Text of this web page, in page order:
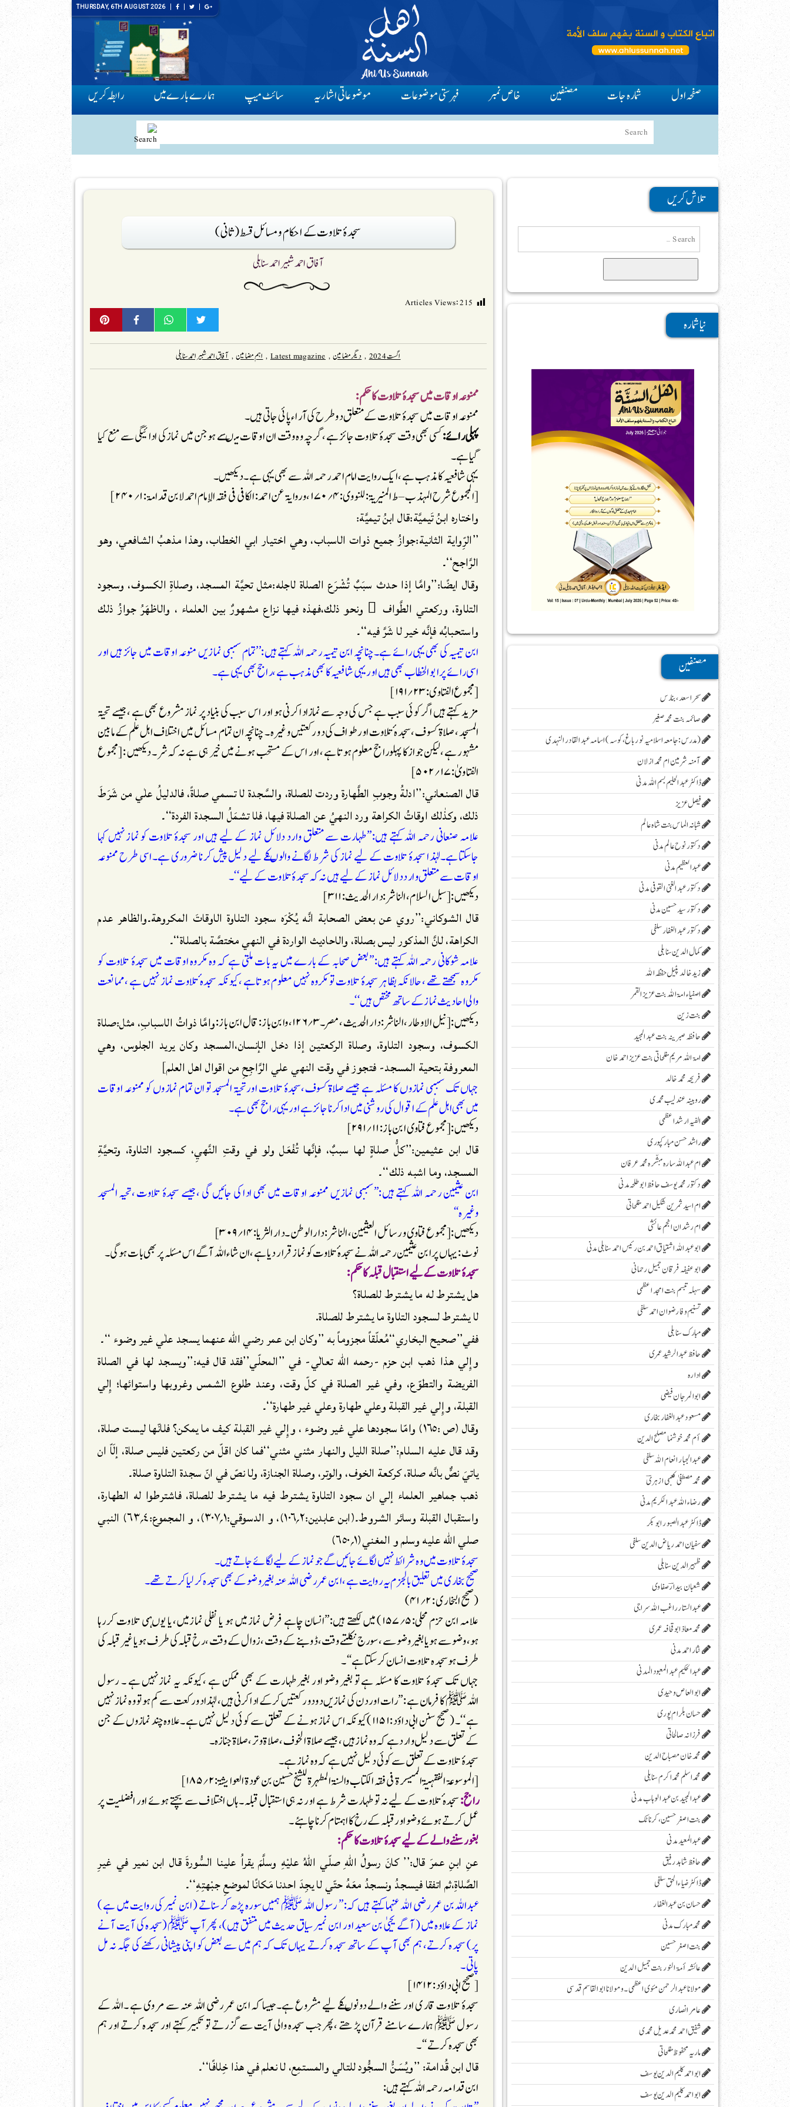
THURSDAY, 6TH AUGUST 2026
صفحہ اول شمارہ جات مصنفین خاص نمبر فہرستی موضوعات موضوعاتی اشاریہ سائٹ میپ ہمارے بارے میں رابطہ کریں
سجدۂ تلاوت کے احکام و مسائل قسط (ثانی)
آفاق احمد شبیر احمد سنابلی
اگست 2024 , دیگر مضامین ,
Latest magazine
, اہم مضامین , آفاق احمد شبیر احمد سنابلی
ممنوعہ اوقات میں سجدۂ تلاوت کا حکم:
ممنوعہ اوقات میں سجدۂ تلاوت کے متعلق دو طرح کی آراء پائی جاتی ہیں۔
پہلی رائے:کسی بھی وقت سجدۂ تلاوت جائز ہے ،گرچہ وہ وقت ان اوقات میںسے ہوجن میں نمازکی ادائیگی سے منع کیا
گیا ہے۔
یہی شافعیہ کا مذہب ہے ، ایک روایت امام احمد رحمہ اللہ سے بھی یہی ہے ۔دیکھیں۔
[المجموع شرح المہذب – ط المنیریۃ: للنووی:۴؍۱۷۰،وروایۃ عن احمد:الکافی فی فقہ الإمام احمد لابن قدامۃ:۱؍۲۴۰]
واختاره ابنُ تَيميَّة:قال ابنُ تيميَّة:
’’الرِّواية الثانية:جوازُ جميع ذوات الاسباب، وهي اختيار ابي الخطاب، وهذا مذهبُ الشافعي، وهو
الرَّاجح‘‘۔
وقال ايضًا:’’وامَّا إذا حدث سبَبٌ تُشْرَع الصلاة لاجله:مثل تحيَّة المسجد، وصلاةِ الكسوف، وسجود
التلاوة، وركعتي الطَّواف ِ ونحو ذلك،فهذه فيها نزاع مشهورٌ بين العلماء ، والاظهَرُ جوازُ ذلك
واستحبابُه فإنَّه خير لا شَرَّ فيه‘‘۔
ابن تیمیہ کی بھی یہی رائے ہے۔چنانچہ ابن تیمیہ رحمہ اللہ کہتے ہیں:’’تمام سببی نمازیں منوعہ اوقات میں جائز ہیں اور
اسی رائے پر ابو الخطاب بھی ہیں اور یہی شافعیہ کا بھی مذہب ہے ،راجح بھی یہی ہے۔
[مجموع الفتاوی: ۲۳؍ ۱۹۱]
مزید کہتے ہیں اگر کوئی سبب ہے جس کی وجہ سے نمازادا کرنی ہو اور اس سبب کی بنیاد پر نمازمشروع بھی ہے ،جیسے تحیۃ
المسجد ،صلاۃ کسوف ،سجدہ ٔتلاوت اورطواف کی دو رکعتیں وغیرہ ۔چنانچہ ان تمام مسائل میں اختلاف اہل علم کے مابین
مشہو ر ہے،لیکن جوازکا پہلو راجح معلوم ہوتا ہے ،اور اس کے مستحب ہونے میں خیر ہی ہے نہ کہ شر۔ دیکھیں : [مجموع
الفتاویٰ:۱۷؍۵۰۲]
قال الصنعاني:’’ادلةُ وجوبِ الطَّهارة وردت للصلاة، والسَّجدة لا تسمي صلاةً، فالدليلُ علٰي من شَرَطَ
ذلك، وكذٰلك اوقاتُ الكراهة ورد النهيُ عن الصلاة فيها، فلا تشمَلُ السجدة الفردة‘‘۔
علامہ صنعانی رحمہ اللہ کہتے ہیں:’’طہارت سے متعلق وارد دلائل نماز کے لیے ہیں اور سجدۂ تلاوت کو نماز نہیں کہا
جاسکتاہے۔لہٰذا سجدۂ تلاوت کے لیے نماز کی شرط لگانے والوںکے لیے دلیل پیش کرنا ضروری ہے۔اسی طرح ممنوعہ
اوقات سے متعلق وارد دلائل نماز کے لیے ہیں نہ کہ سجدۂ تلاوت کے لیے‘‘۔
دیکھیں:[سبل السلام،الناشر:دار الحدیث:۳۱۱]
قال الشوكاني:’’روي عن بعض الصحابة انَّه يُكْرَه سجود التلاوة الاوقاتَ المكروهة۔والظاهر عدم
الكراهة، لانَّ المذكور ليس بصلاة، والاحاديث الواردة في النهي مختصَّة بالصلاة‘‘۔
علامہ شوکانی رحمہ اللہ کہتے ہیں:’’بعض صحابہ کے بارے میں یہ بات ملتی ہے کہ وہ مکروہ اوقات میں سجدۂ تلاوت کو
مکروہ سمجھتے تھے ،حالانکہ بظاہر سجدۂ تلاوت تو مکروہ نہیں معلوم ہوتاہے ،کیونکہ سجدہ ٔتلاوت نماز نہیں ہے ،ممانعت
والی احادیث نمازکے ساتھ مختص ہیں‘‘۔
دیکھیں:[نیل الاوطار ،الناشر:دار الحدیث، مصر۔۳؍۱۲۶،وابن باز:قال ابن باز:
وامَّا ذواتُ الاسبابِ، مثل:صلاة
الكسوف، وسجود التلاوة، وصلاة الركعتين إذا دخل الإنسان،المسجد وكان يريد الجلوس، وهي
المعروفة بتحية المسجد- فتجوز في وقت النهي علي الرَّاجِحِ من اقوال اهل العلم]
جہاں تک سببی نمازوں کا مسئلہ ہے جیسے صلاۃکسوف،سجدۂ تلاوت اورتحیۃ المسجد تو ان تمام نمازوں کو ممنوعہ اوقات
میں بھی اہل علم کے اقوال کی روشنی میں ادا کرنا جائز ہے اوریہی راجح بھی ہے ۔
دیکھیں:[مجموع فتاوی ابن باز: ۱۱؍۲۹۱]
قال ابن عثيمين:’’كلُّ صلاةٍ لها سببٌ، فإنَّها تُفْعَل ولو في وقتِ النَّهيِ، كسجود التلاوة، وتحيَّةِ
المسجد، وما اشبه ذلك‘‘۔
ابن عثیمین رحمہ اللہ کہتے ہیں:’’سببی نمازیں ممنوعہ اوقات میں بھی ادا کی جائیں گی ،جیسے سجدۂ تلاوت ،تحیہ المسجد
وغیرہ‘‘
دیکھیں:[مجموع فتاوی ورسائل العثیمین ،الناشر :دار الوطن ۔دار الثریا:۱۴؍۳۰۹]
نوٹ: یہاں پر ابن عثیمین رحمہ اللہ نے سجدہ ٔتلاوت کو نمازقرار دیا ہے ،ان شاء اللہ آگے اس مسئلہ پر بھی بات ہوگی۔
سجدۂ تلاوت کے لیے استقبال قبلہ کا حکم:
هل يشترط له ما يشترط للصلاة؟
لا يشترط لسجود التلاوة ما يشترط للصلاة.
ففي’’صحيح البخاري‘‘مُعلّقاً مجزوماً به ’’وكان ابن عمر رضي اللّٰه عنهما يسجد علٰي غير وضوء ‘‘۔
وإِلي هذا ذهب ابن حزم -رحمه اللّٰه تعالٰي- في ’’المحلّي’’فقد قال فيه:’’ويسجد لها في الصلاة
الفريضة والتطوّع، وفي غير الصلاة في كلّ وقت، وعند طلوع الشمس وغروبها واستوائها؛ إِلي
القبلة، وإِلي غير القبلة وعلي طهارة وعلي غير طهارة‘‘۔
وقال (ص :١٦٥) وامّا سجودها علي غير وضوء ، وإِلي غير القبلة كيف ما يمكن؟ فلانّها ليست صلاة،
وقد قال عليه السلام:’’صلاة الليل والنهار مثني مثني‘‘فما كان اقلّ من ركعتين فليس صلاة، إلَاّ ان
ياتيَ نصٌّ بانَّه صلاة، كركعة الخوف، والوتر، وصلاة الجنازة، ولا نصّ في انّ سجدة التلاوة صلاة۔
ذهب جماهير العلماء إلي ان سجود التلاوة يشترط فيه ما يشترط للصلاة، فاشترطوا له الطهارة،
واستقبال القبلة وسائر الشروط۔(ابن عابدين:٢؍١٠٦)، و الدسوقي:١؍٣٠٧)، و المجموع:٤؍٦٣) النبي
صلي اللّٰه عليه وسلم و المغني(١؍٦٥٠)
سجدۂ تلاوت میں وہ شرائط نہیں لگائے جائیں گے جو نمازکے لیے لگائے جاتے ہیں۔
صحیح بخاری میں تعلیق بالجزم یہ روایت ہے ،ابن عمر رضی اللہ عنہ بغیر وضو کے بھی سجدہ کرلیا کرتے تھے۔
(صحیح البخاری : ۲؍۴۱)
علامہ ابن حزم محلی:۵؍۱۵۷) میں لکھتے ہیں:’’انسان چاہے فرض نمازمیں ہو یا نفلی نمازمیں،یا یوںہی تلاوت کررہا
ہو،وضو سے ہویا بغیر وضو سے ،سورج نکلتے وقت، ڈوبنے کے وقت ،زوال کے وقت ،رخ قبلہ کی طرف ہویا غیر قبلہ کی
طرف ہوسجدہ تلاوت انسان کرسکتاہے‘‘۔
جہاں تک سجدۂ تلاوت کا مسئلہ ہے تو بغیر وضو اور بغیر طہارت کے بھی ممکن ہے ،کیونکہ یہ نمازنہیں ہے ۔ رسول
اللہﷺ کا فرمان ہے :’’رات اور دن کی نمازیں دو دو رکعتیں کرکے ادا کرنی ہیں،لہٰذا دورکعت سے کم ہو تو وہ نمازنہیں
ہے ‘‘۔ (صحیح سنن ابی داؤد:۱۱۵۱)کیونکہ اس نمازہونے کے تعلق سے کوئی دلیل نہیں ہے۔علاوہ چند نمازوں کے جن
کے تعلق سے دلیل وارد ہے کہ وہ نمازہیں ،جیسے صلاۃ الخوف ،صلاۃ وتر ،صلاۃ جنازہ۔
سجدۂ تلاوت کے تعلق سے کوئی دلیل نہیں ہے کہ وہ نمازہے۔
[الموسوعۃ الفقہیۃ المیسرۃ فی فقہ الکتاب والسنۃ المطہرۃللشیخ حسین بن عودۃ العوایشۃ:۲؍۱۸۵]
راجح:سجدہ ٔتلاوت کے لیے نہ تو طہارت شرط ہے اور نہ ہی استقبال قبلہ ۔ہاں اختلاف سے بچتے ہوئے اور افضلیت پر
عمل کرتے ہوئے وضواور قبلہ کے رخ کا اہمتام کرنا چاہئے۔
بغورسننے والے کے لیے سجدۂ تلاوت کا حکم:
عنِ ابنِ عمرَ قال:’’ كانَ رسولُ اللّٰهِ صلّي اللّٰهُ عليْهِ وسلَّمَ يقراُ علينا السُّورةَ قال ابن نمير في غيرِ
الصَّلاةِ،ثم اتفقا فيسجدُ ونسجدُ معَهُ حتّي لا يجِدَ احدنا مَكانًا لموضعِ جبْهتِهِ‘‘۔
عبداللہ بن عمر رضی اللہ عنہما کہتے ہیں کہ:’’ رسول اللہ ﷺ ہمیں سورہ پڑھ کر سناتے (ابن نمیر کی روایت میں ہے)
نماز کے علاوہ میں (آگے یحییٰ بن سعید اور ابن نمیر سیاق حدیث میں متفق ہیں)، پھر آپ ﷺ (سجدہ کی آیت آنے
پر) سجدہ کرتے، ہم بھی آپ کے ساتھ سجدہ کرتے یہاں تک کہ ہم میں سے بعض کو اپنی پیشانی رکھنے کی جگہ نہ مل
پاتی۔
[صحیح ابی داؤد:۱۴۱۲]
سجدۂ تلاوت قاری اور سننے والے دونوںکے لیے مشروع ہے۔جیسا کہ ابن عمر رضی اللہ عنہ سے مروی ہے ۔اللہ کے
رسول ﷺ ہمارے سامنے قرآن پڑھتے ،پھر جب سجدہ والی آیت سے گزرتے تو تکبیر کہتے اور سجدہ کرتے اور ہم
بھی سجدہ کرتے ‘‘۔
قال ابن قُدامة: ’’ويُسَنُّ السجُّود للتالي والمستمِع، لا نعلم في هذا خِلافًا‘‘۔
ابن قدامہ رحمہ اللہ کہتے ہیں:
Articles Views:215
تلاش کریں
نیا شمارہ
مصنفین
سحر اسعد ،بنارس
صائمہ بنت محمد صغیر
( مدرس :جامعہ اسلامیہ نور باغ، کوسہ )اسامہ عبد القادر النہدی
آمنہ شرمین ام محمد ازلان
ڈاکٹر عبد الحلیم بسم اللہ مدنی
فیصل عزیز
شبانہ الماس بنت شاہ عالم
دکتور نوح عالم مدنی
عبد العظیم مدنی
دکتور عبد الغنی القوفی مدنی
دکتور سید حسین مدنی
دکتور عبدالغفار سلفی
کمال الدین سنابلی
زیدخالد پٹیل حفظہ اللہ
اصفیاء امۃ اللہ بنت عزیز القمر
بنت زین
حافظہ صبرینہ بنت عبد المجید
امۃ اللہ مریم مفلحاتی بنت عزیز احمد خان
فریحہ محمد خالد
روبینہ عندلیب محمدی
الفیہ ارشد اعظمی
راشد حسن مبارکپوری
ام عبداللہ سارہ مبشّرہ محمد عرفان
دکتور محمد یوسف حافظ ابو طلحہ مدنی
ام اسید ثمرین شکیل احمد مفلحاتی
ام رشدان انجم عائشی
ابو عبد اللہ اشتیاق احمد بن رئیس احمد سنابلی مدنی
ابو عفیفہ فرقان جمیل رحمانی
سہلہ تبسم بنت امجد اعظمی
تسنیم وفا رضوان احمد سلفی
مبارک سنابلی
حافظ عبدالرشید عمری
ادارہ
ابوالمرجان فیضی
مسعود عبد الغفار بخاری
أم محمد خوشنما مصلح الدین
عبدالجبار انعام اللہ سلفی
محمد مصطفیٰ کعبی ازہریؔ
رضاء اللہ عبد الکریم مدنی
ڈاکٹر عبد الصبور ابو بکر
سفیان احمد ریاض الدین سلفی
ظہیرالدین سنابلی
شعبان بیدارؔ صفاوی
عبدالستار راغب اللہ سراجی
محمدمعاذابوقحافہ عمری
نثار احمد مدنی
عبدالحکیم عبدالمعبودالمدنی
ابو العاص وحیدی
حسان بلرام پوری
فرزانہ صالحاتی
محمد خان مصباح الدین
محمد اسلم محمد اکرم سنابلی
عبد المجید بن عبد الوہاب مدنی
بنت اصغر حسین، کرناٹک
عبدالمعید مدنی
حافظ شاہد رفیق
ڈاکٹر ضیاء الحق سلفی
حسان بن عبدالغفار
محمد مبارک مدنی
بنت اصغر حسین
عائشہ أمۃ النور بنت جمیل الدین
مولانا عبد الرحمن مئوی اعظمی ۔و مولانا ابوالقاسم قدسی
عامر انصاری
شفیق احمد محمد عدیل محمدی
ماریہ محفوظ مفلحاتی
ابو احمد کلیم الدین یوسف
ابو احمد کلیم الدین یوسف